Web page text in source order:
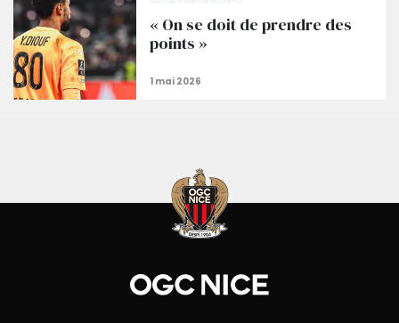
« On se doit de prendre des
points »